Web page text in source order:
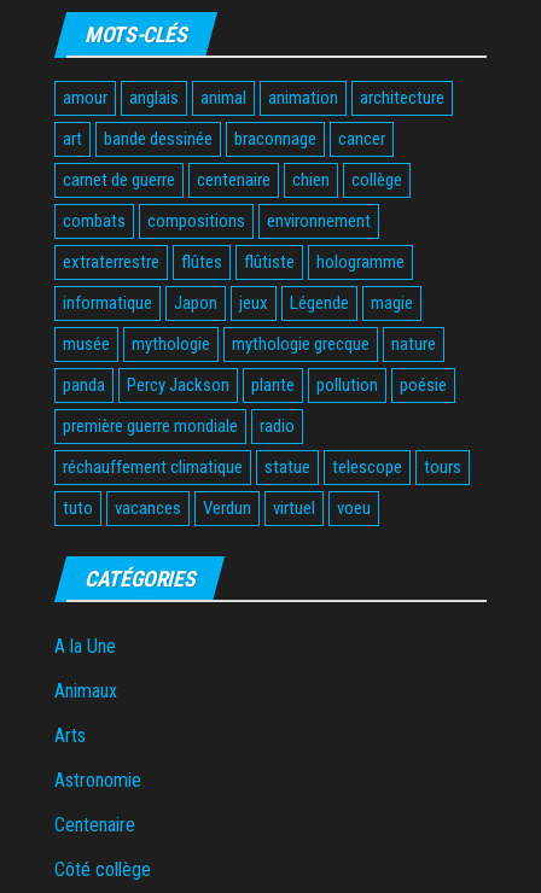
MOTS-CLÉS
amour anglais animal animation
architecture
art
bande dessinée braconnage
cancer
carnet de guerre
centenaire chien
collège
combats
compositions
environnement
extraterrestre
flûtes flûtiste
hologramme
informatique
Japon jeux Légende
magie
musée
mythologie mythologie grecque
nature
panda
Percy Jackson plante pollution
poésie
première guerre mondiale
radio
réchauffement climatique
statue telescope
tours
tuto
vacances Verdun virtuel voeu
CATÉGORIES
A la Une
Animaux
Arts
Astronomie
Centenaire
Côté collège